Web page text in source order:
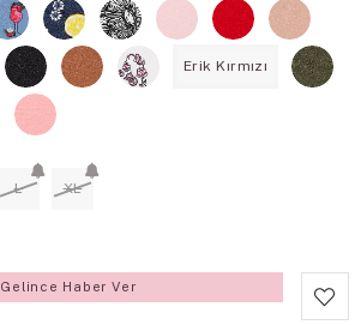
Erik Kırmızı
L XL
Gelince Haber Ver